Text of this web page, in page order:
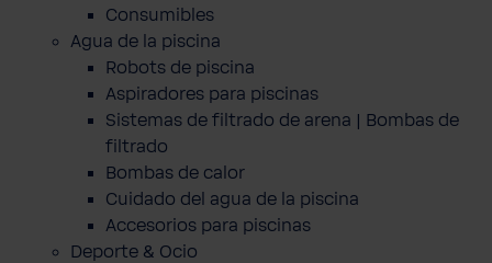
Consumibles
Agua de la piscina
Robots de piscina
Aspiradores para piscinas
Sistemas de filtrado de arena | Bombas de
filtrado
Bombas de calor
Cuidado del agua de la piscina
Accesorios para piscinas
Deporte & Ocio